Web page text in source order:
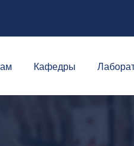
Кафедры